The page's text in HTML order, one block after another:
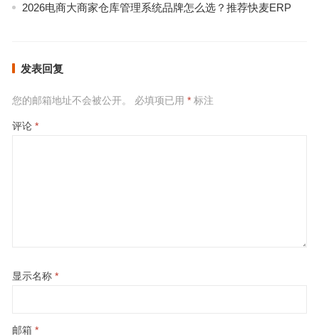
2026电商大商家仓库管理系统品牌怎么选？推荐快麦ERP
发表回复
您的邮箱地址不会被公开。 必填项已用 *标注
评论 *
显示名称 *
邮箱 *